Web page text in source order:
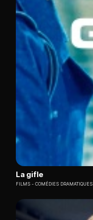
La gifle
FILMS COMÉDIES DRAMATIQUES